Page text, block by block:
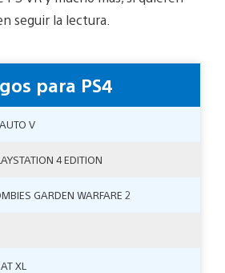
seguir la lectura.
para PS4
V
4 EDITION
GARDEN WARFARE 2
XL